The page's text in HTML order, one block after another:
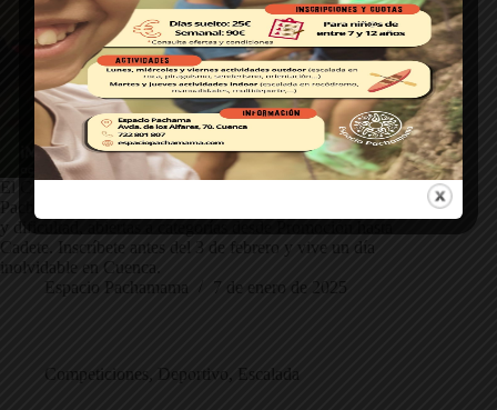
El Campeonato Escolar de Escalada 2025 llega a Espacio
Pachamama el 9 de febrero. Participa en las pruebas de bloque
y dificultad, abiertas a categorías desde Promoción hasta
Cadete. Inscríbete antes del 3 de febrero y vive un día
inolvidable en Cuenca.
Espacio Pachamama
7 de enero de 2025
Competiciones Deportivo, Escalada